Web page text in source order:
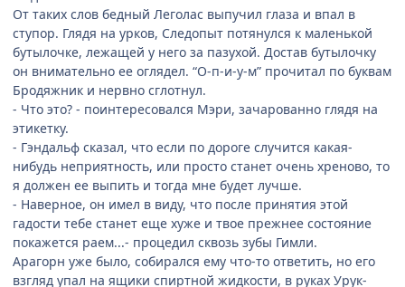
От таких слов бедный Леголас выпучил глаза и впал в
ступор. Глядя на урков, Следопыт потянулся к маленькой
бутылочке, лежащей у него за пазухой. Достав бутылочку
он внимательно ее оглядел. “О-п-и-у-м” прочитал по буквам
Бродяжник и нервно сглотнул.
- Что это? - поинтересовался Мэри, зачарованно глядя на
этикетку.
- Гэндальф сказал, что если по дороге случится какая-
нибудь неприятность, или просто станет очень хреново, то
я должен ее выпить и тогда мне будет лучше.
- Наверное, он имел в виду, что после принятия этой
гадости тебе станет еще хуже и твое прежнее состояние
покажется раем...- процедил сквозь зубы Гимли.
Арагорн уже было, собирался ему что-то ответить, но его
взгляд упал на ящики спиртной жидкости, в руках Урук-